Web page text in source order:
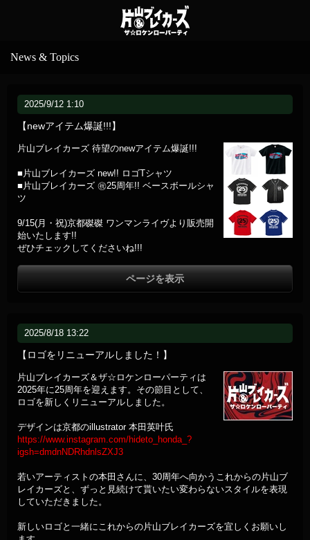
News & Topics
2025/9/12 1:10
【newアイテム爆誕!!!】
片山ブレイカーズ 待望のnewアイテム爆誕!!!
■片山ブレイカーズ new!! ロゴTシャツ
■片山ブレイカーズ ㊗️25周年!! ベースボールシャ
ツ
9/15(月・祝)京都磔磔 ワンマンライヴより販売開
始いたします!!
ぜひチェックしてくださいね!!!
ページを表示
2025/8/18 13:22
【ロゴをリニューアルしました！】
片山ブレイカーズ＆ザ☆ロケンローパーティは
2025年に25周年を迎えます。その節目として、
ロゴを新しくリニューアルしました。
デザインは京都のillustrator 本田英叶氏
https://www.instagram.com/hideto_honda_?
igsh=dmdnNDRhdnlsZXJ3
若いアーティストの本田さんに、30周年へ向かうこれからの片山ブ
レイカーズと、ずっと見続けて貰いたい変わらないスタイルを表現
していただきました。
新しいロゴと一緒にこれからの片山ブレイカーズを宜しくお願いし